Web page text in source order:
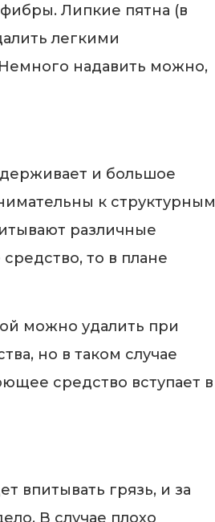
Липкие пятна (в
легкими
надавить можно,
и большое
к структурным
различные
то в плане
можно удалить при
но в таком случае
средство вступает в
впитывать грязь, и за
В случае плохо